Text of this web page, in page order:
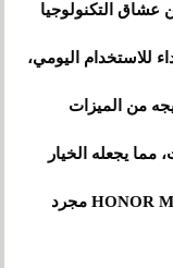
عشاق التكنولوجيا
للاستخدام اليومي،
من الميزات
مما يجعله الخيار
الأفضل في السوق. لا يعد هاتف HONOR Magic7 RSR مجرد